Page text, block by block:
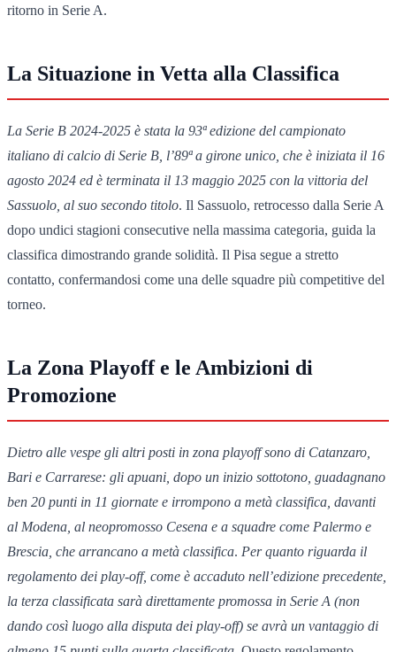
ritorno in Serie A.
La Situazione in Vetta alla Classifica
La Serie B 2024-2025 è stata la 93ª edizione del campionato
italiano di calcio di Serie B, l’89ª a girone unico, che è iniziata il 16
agosto 2024 ed è terminata il 13 maggio 2025 con la vittoria del
Sassuolo, al suo secondo titolo. Il Sassuolo, retrocesso dalla Serie A
dopo undici stagioni consecutive nella massima categoria, guida la
classifica dimostrando grande solidità. Il Pisa segue a stretto
contatto, confermandosi come una delle squadre più competitive del
torneo.
La Zona Playoff e le Ambizioni di
Promozione
Dietro alle vespe gli altri posti in zona playoff sono di Catanzaro,
Bari e Carrarese: gli apuani, dopo un inizio sottotono, guadagnano
ben 20 punti in 11 giornate e irrompono a metà classifica, davanti
al Modena, al neopromosso Cesena e a squadre come Palermo e
Brescia, che arrancano a metà classifica. Per quanto riguarda il
regolamento dei play-off, come è accaduto nell’edizione precedente,
la terza classificata sarà direttamente promossa in Serie A (non
dando così luogo alla disputa dei play-off) se avrà un vantaggio di